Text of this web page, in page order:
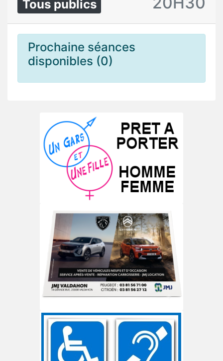
Tous publics
Prochaine séances
disponibles (0)